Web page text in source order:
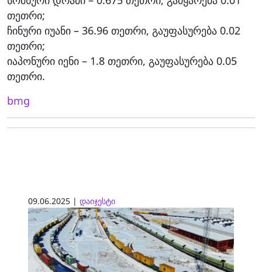
თეთრი;
ჩინური იუანი – 36.96 თეთრი, გაუფასურება 0.02
თეთრი;
იაპონური იენი – 1.8 თეთრი, გაუფასურება 0.05
თეთრი.
bmg
09.06.2025 | დაიჯესტი